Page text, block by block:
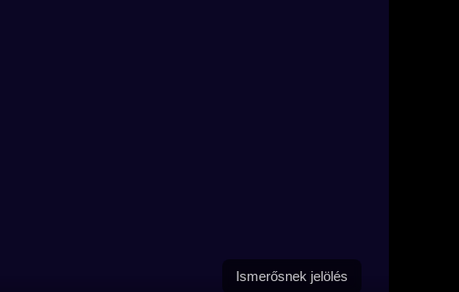
Ismerősnek jelölés